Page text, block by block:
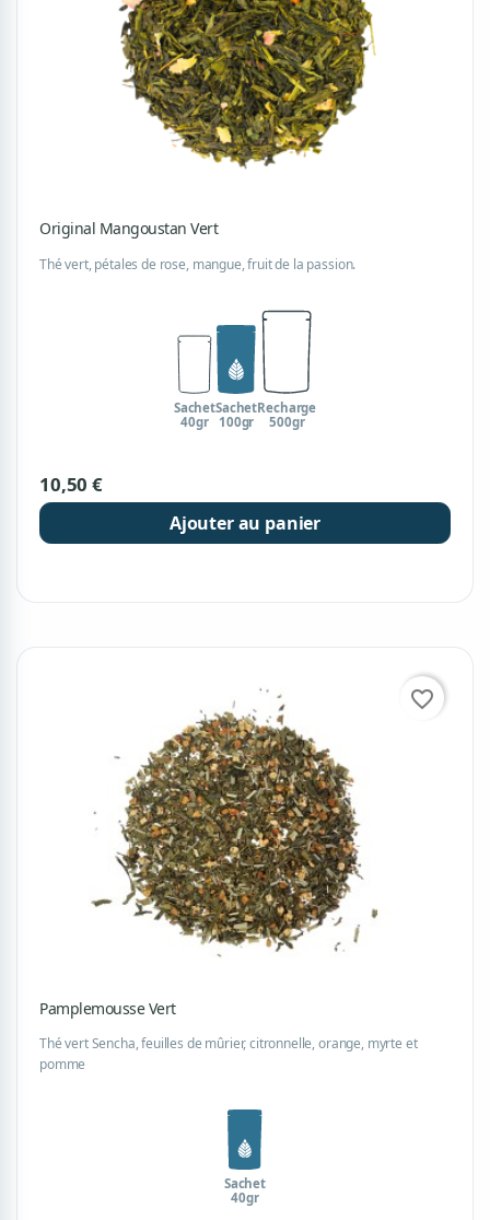
Original Mangoustan Vert
Thé vert, pétales de rose, mangue, fruit de la passion.
Sachet
40gr
Sachet
100gr
Recharge
500gr
10,50 €
Ajouter au panier
Pamplemousse Vert
Thé vert Sencha, feuilles de mûrier, citronnelle, orange, myrte et
pomme
Sachet
40gr
favorite_border